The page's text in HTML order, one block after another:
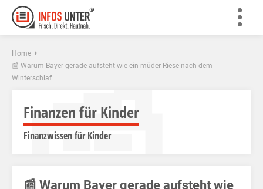
Home
📰 Warum Bayer gerade aufsteht wie ein müder Riese nach dem
Winterschlaf
Finanzen für Kinder
Finanzwissen für Kinder
📰 Warum Bayer gerade aufsteht wie